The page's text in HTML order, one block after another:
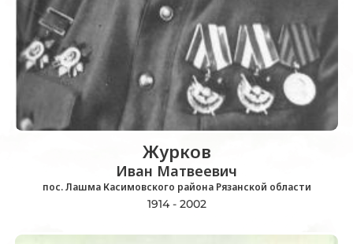
Журков
Иван Матвеевич
пос. Лашма Касимовского района Рязанской области
1914 - 2002